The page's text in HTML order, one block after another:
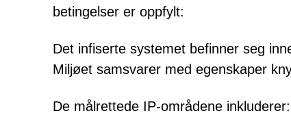
betingelser er oppfylt:
Det infiserte systemet befinner seg
Miljøet samsvarer med egenskaper
De målrettede IP-områdene inkluderer: